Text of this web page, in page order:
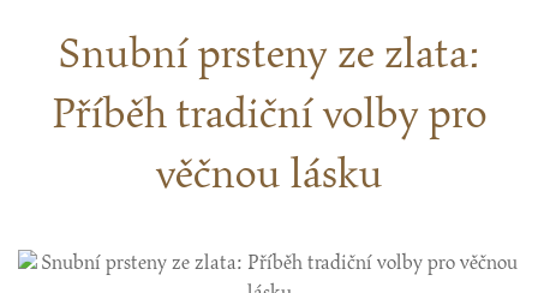
Snubní prsteny ze zlata:
Příběh tradiční volby pro
věčnou lásku